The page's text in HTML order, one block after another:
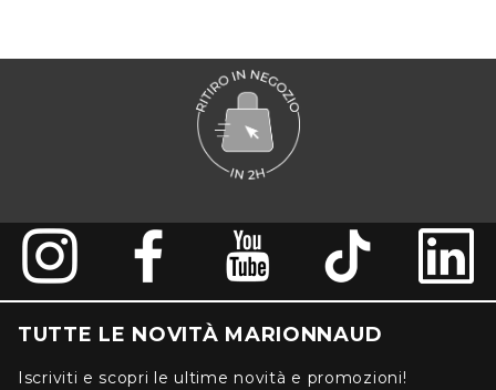
TUTTE LE NOVITÀ MARIONNAUD
Iscriviti e scopri le ultime novità e promozioni!